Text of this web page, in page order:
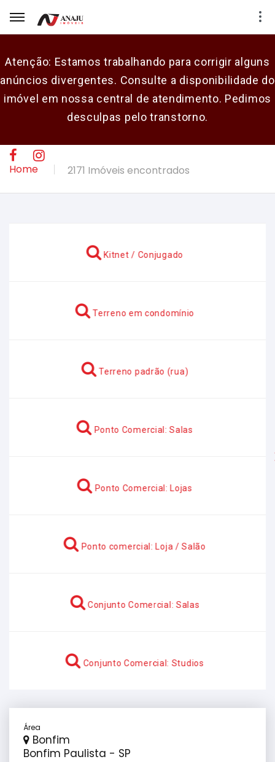
Atenção: Estamos trabalhando para corrigir alguns
anúncios divergentes. Consulte a disponibilidade do
imóvel em nossa central de atendimento. Pedimos
desculpas pelo transtorno.
E-mail
Home 2171 Imóveis encontrados
Kitnet / Conjugado
Terreno em condomínio
Terreno padrão (rua)
Ponto Comercial: Salas
Ponto Comercial: Lojas
Ponto comercial: Loja / Salão
Conjunto Comercial: Salas
Conjunto Comercial: Studios
Área
Bonfim
Bonfim Paulista - SP